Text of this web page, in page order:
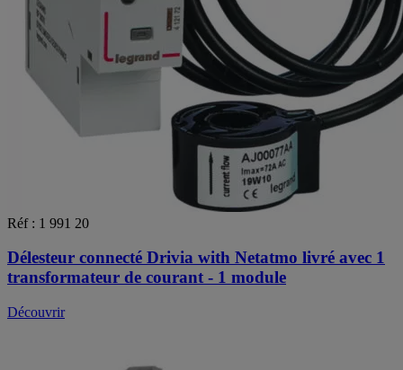
Réf : 1 991 20
Délesteur connecté Drivia with Netatmo livré avec 1
transformateur de courant - 1 module
Découvrir